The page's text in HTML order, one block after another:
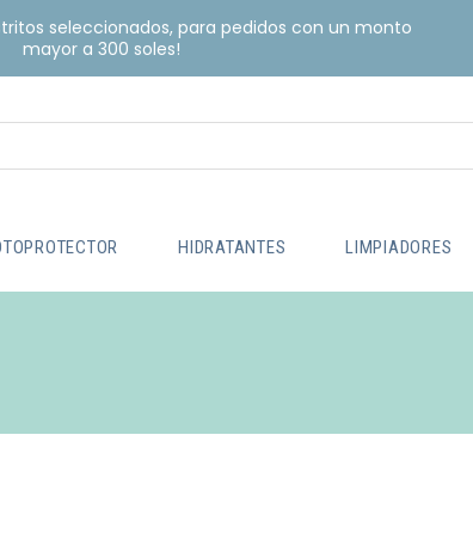
seleccionados, para pedidos con un monto
mayor a 300 soles!
HIDRATANTES LIMPIADORES